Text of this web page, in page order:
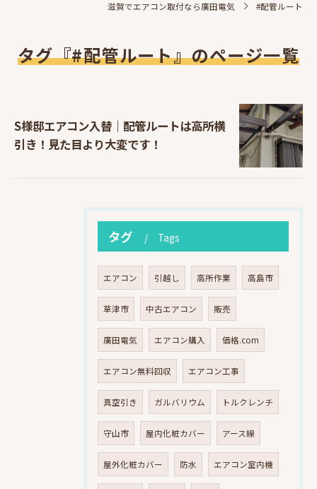
滋賀でエアコン取付なら廣田電気 #配管ルート
タグ『#配管ルート』のページ一覧
S様邸エアコン入替｜配管ルートは高所横
引き！見た目より大変です！
タグ Tags
エアコン 引越し 高所作業 高島市
草津市 中古エアコン 販売
廣田電気 エアコン購入 価格.com
エアコン無料回収 エアコン工事
真空引き ガルバリウム トルクレンチ
守山市 屋内化粧カバー アース線
屋外化粧カバー 防水 エアコン室内機